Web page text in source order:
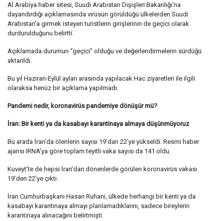
Al Arabiya haber sitesi, Suudi Arabistan Dışişleri Bakanlığı’na
dayandırdığı açıklamasında virüsün görüldüğü ülkelerden Suudi
Arabistan’a girmek isteyen turistlerin girişlerinin de geçici olarak
durdurulduğunu belirtti.
Açıklamada durumun “geçici” olduğu ve değerlendirmelerin sürdüğü
aktarıldı.
Bu yıl Haziran-Eylül ayları arasında yapılacak Hac ziyaretleri ile ilgili
olaraksa henüz bir açıklama yapılmadı.
Pandemi nedir, koronavirüs pandemiye dönüşür mü?
İran: Bir kenti ya da kasabayı karantinaya almaya düşünmüyoruz
Bu arada İran’da ölenlerin sayısı 19’dan 22’ye yükseldi. Resmi haber
ajansı IRNA’ya göre toplam teyitli vaka sayısı da 141 oldu.
Kuveyt’te de hepsi İran’dan dönenlerde görülen koronavirüs vakası
19’den 22’ye çıktı.
İran Cumhurbaşkanı Hasan Ruhani, ülkede herhangi bir kenti ya da
kasabayı karantinaya almayı planlamadıklarını, sadece bireylerin
karantinaya alınacağını belirtmişti.